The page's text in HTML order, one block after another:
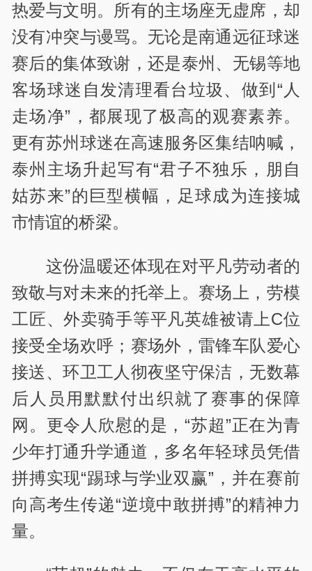
热爱与文明。所有的主场座无虚席，却
没有冲突与谩骂。无论是南通远征球迷
赛后的集体致谢，还是泰州、无锡等地
客场球迷自发清理看台垃圾、做到 “ 人
走场净” ，都展现了极高的观赛素养。
更有苏州球迷在高速服务区集结呐喊，
泰州主场升起写有“君子不独乐，朋自
姑苏来”的巨型横幅，足球成为连接城
市情谊的桥梁。
这份温暖还体现在对平凡劳动者的
致敬与对未来的托举上。赛场上，劳模
工匠、外卖骑手等平凡英雄被请上C位
接受全场欢呼；赛场外，雷锋车队爱心
接送、环卫工人彻夜坚守保洁，无数幕
后人员用默默付出织就了赛事的保障
网。更令人欣慰的是，“苏超”正在为青
少年打通升学通道，多名年轻球员凭借
拼搏实现“踢球与学业双赢” ，并在赛前
向高考生传递“逆境中敢拼搏”的精神力
量。